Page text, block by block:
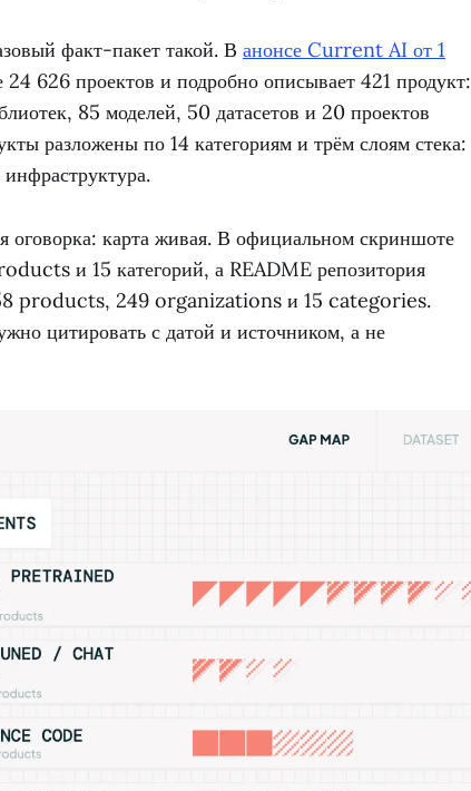
факт-пакет такой. В анонсе Current AI от 1
626 проектов и подробно описывает 421 продукт:
85 моделей, 50 датасетов и 20 проектов
разложены по 14 категориям и трём слоям стека:
оговорка: карта живая. В официальном скриншоте
и 15 категорий, а README репозитория
products, 249 organizations и 15 categories.
цитировать с датой и источником, а не